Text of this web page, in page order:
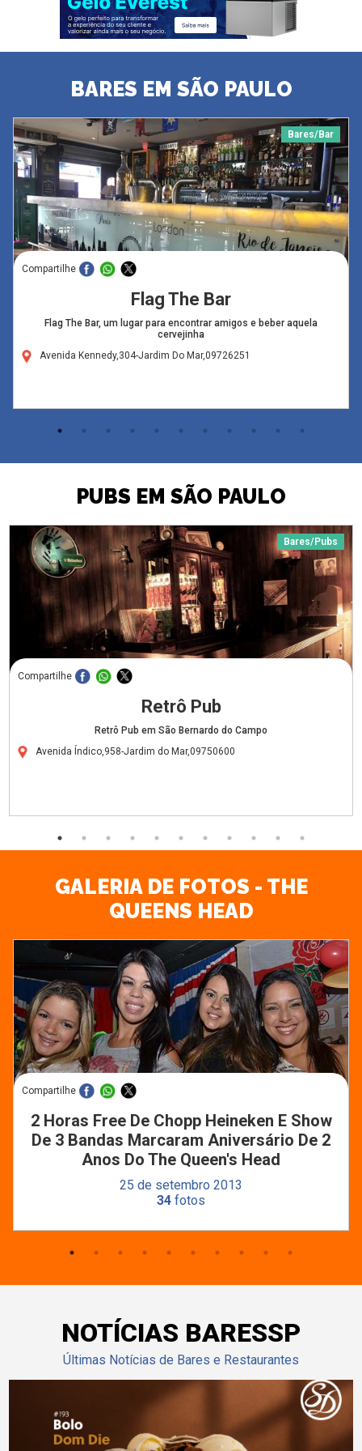
BARES EM SÃO PAULO
Bares/Bar
Compartilhe
Flag The Bar
Flag The Bar, um lugar para encontrar amigos e beber aquela
cervejinha
Avenida Kennedy,304-Jardim Do Mar,09726251
PUBS EM SÃO PAULO
Bares/Pubs
Compartilhe
Retrô Pub
Retrô Pub em São Bernardo do Campo
Avenida Índico,958-Jardim do Mar,09750600
GALERIA DE FOTOS - THE
QUEENS HEAD
Compartilhe
2 Horas Free De Chopp Heineken E Show
De 3 Bandas Marcaram Aniversário De 2
Anos Do The Queen's Head
25 de setembro 2013
34 fotos
NOTÍCIAS BARESSP
Últimas Notícias de Bares e Restaurantes